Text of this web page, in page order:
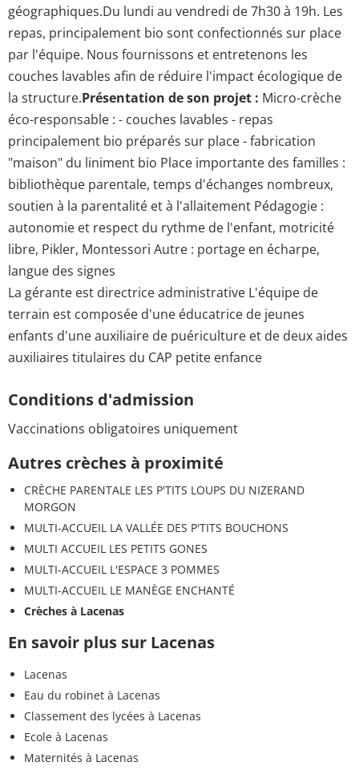
géographiques.Du lundi au vendredi de 7h30 à 19h. Les
repas, principalement bio sont confectionnés sur place
par l'équipe. Nous fournissons et entretenons les
couches lavables afin de réduire l'impact écologique de
la structure.Présentation de son projet : Micro-crèche
éco-responsable : - couches lavables - repas
principalement bio préparés sur place - fabrication
"maison" du liniment bio Place importante des familles :
bibliothèque parentale, temps d'échanges nombreux,
soutien à la parentalité et à l'allaitement Pédagogie :
autonomie et respect du rythme de l'enfant, motricité
libre, Pikler, Montessori Autre : portage en écharpe,
langue des signes
La gérante est directrice administrative L'équipe de
terrain est composée d'une éducatrice de jeunes
enfants d'une auxiliaire de puériculture et de deux aides
auxiliaires titulaires du CAP petite enfance
Conditions d'admission
Vaccinations obligatoires uniquement
Autres crèches à proximité
CRÈCHE PARENTALE LES P'TITS LOUPS DU NIZERAND
MORGON
MULTI-ACCUEIL LA VALLÉE DES P'TITS BOUCHONS
MULTI ACCUEIL LES PETITS GONES
MULTI-ACCUEIL L'ESPACE 3 POMMES
MULTI-ACCUEIL LE MANÈGE ENCHANTÉ
Crèches à Lacenas
En savoir plus sur Lacenas
Lacenas
Eau du robinet à Lacenas
Classement des lycées à Lacenas
Ecole à Lacenas
Maternités à Lacenas